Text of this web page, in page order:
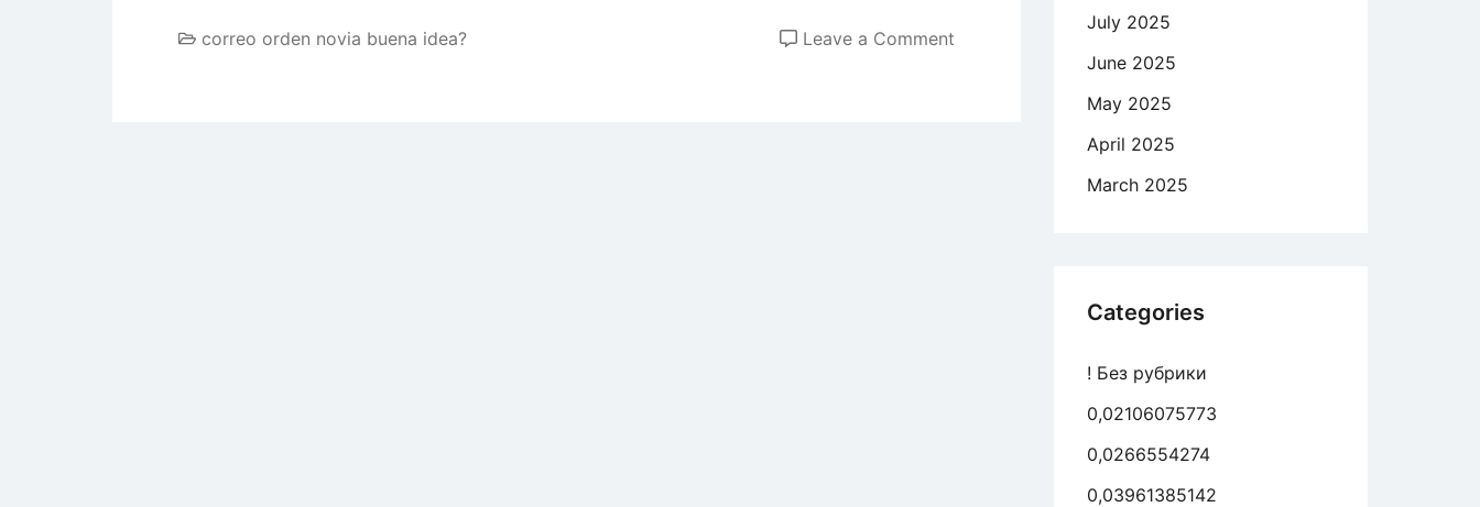
correo orden novia buena idea? Leave a Comment
July 2025
June 2025
May 2025
April 2025
March 2025
Categories
! Без рубрики
0,02106075773
0,0266554274
0,03961385142